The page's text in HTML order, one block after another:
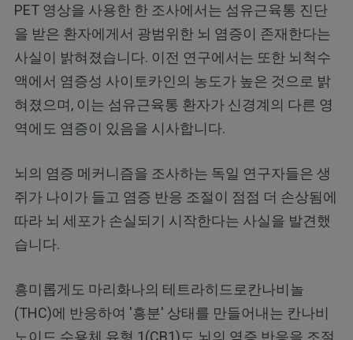
PET 영상을 사용한 한 조사에서는 섬유근육통 진단
을 받은 환자에게서 광범위한 뇌 염증이 존재한다는
사실이 밝혀졌습니다. 이전 연구에서는 또한 뇌척수
액에서 염증성 사이토카인의 농도가 높은 것으로 밝
혀졌으며, 이는 섬유근육통 환자가 신경계의 다른 영
역에도 염증이 있음을 시사합니다.
뇌의 염증 메커니즘을 조사하는 독일 연구자들은 생
쥐가 나이가 들고 염증 반응 조절이 점점 더 손상됨에
따라 뇌 세포가 손실되기 시작한다는 사실을 발견했
습니다.
흥미롭게도 마리화나의 테트라히드로칸나비놀
(THC)에 반응하여 '흥분' 상태를 만들어내는 칸나비
노이드 수용체 유형 1(CB1)도 뇌의 염증 반응을 조절